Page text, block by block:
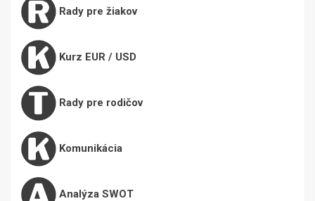
Rady pre žiakov
Kurz EUR / USD
Rady pre rodičov
Komunikácia
Analýza SWOT